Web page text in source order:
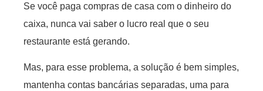
Se você paga compras de casa com o dinheiro do
caixa, nunca vai saber o lucro real que o seu
restaurante está gerando.
Mas, para esse problema, a solução é bem simples,
mantenha contas bancárias separadas, uma para